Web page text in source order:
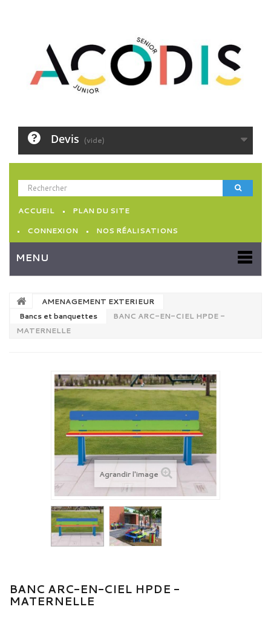
Devis (vide)
ACCUEIL
PLAN DU SITE
CONNEXION
NOS RÉALISATIONS
MENU
AMENAGEMENT EXTERIEUR
Bancs et banquettes
BANC ARC-EN-CIEL HPDE -
MATERNELLE
Agrandir l'image
BANC ARC-EN-CIEL HPDE -
MATERNELLE